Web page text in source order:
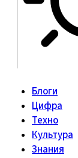
Блоги
Цифра
Техно
Культура
Знания